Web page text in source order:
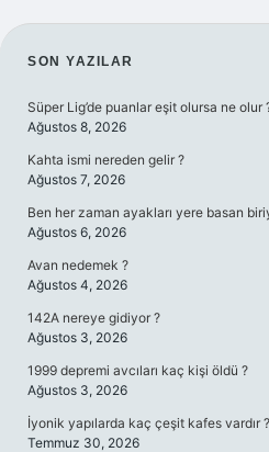
SIDEBAR
SON YAZILAR
Süper Lig’de puanlar eşit olursa ne olur
Ağustos 8, 2026
Kahta ismi nereden gelir ?
Ağustos 7, 2026
Ben her zaman ayakları yere basan
Ağustos 6, 2026
Avan nedemek ?
Ağustos 4, 2026
142A nereye gidiyor ?
Ağustos 3, 2026
1999 depremi avcıları kaç kişi öldü ?
Ağustos 3, 2026
İyonik yapılarda kaç çeşit kafes vardır ?
Temmuz 30, 2026